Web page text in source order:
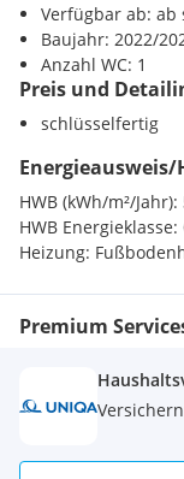
Kaufpreis
Überzeugen Sie
vereinbaren Sie
70 45 - ich freue
Wir helfen Ihnen
und vergleichen
Verfügbar ab: ab
Baujahr: 2022/
Anzahl WC: 1
Preis und
schlüsselfertig
Energieausweis/
HWB (kWh/m²/Jahr):
HWB Energieklasse:
Heizung:
Premium